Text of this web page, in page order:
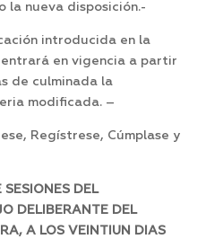
la nueva disposición.-
introducida en la
en vigencia a partir
de culminada la
modificada. –
Regístrese, Cúmplase y
DEL
DELIBERANTE DEL
A LOS VEINTIUN DIAS